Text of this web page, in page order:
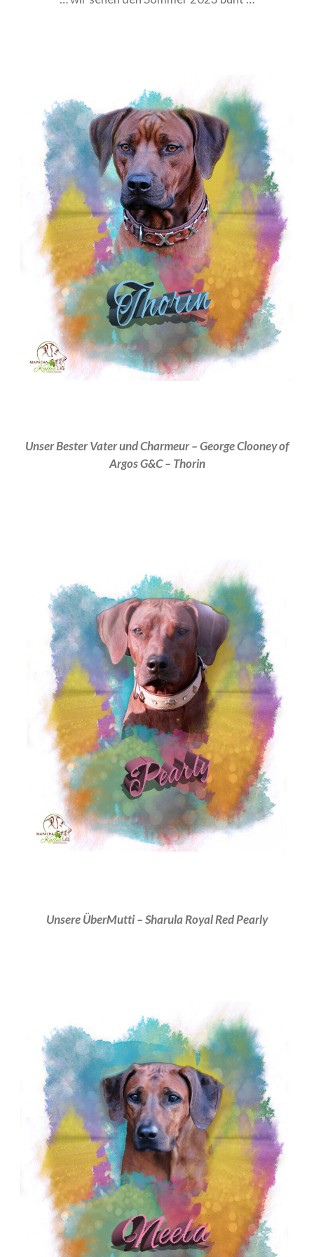
Vier Wochen pures Leben…
Drei Wochen alt ….
Zwei Wochen alt
Eine Woche voller
Wunder
Willkommen, kleine
Wunder
LitterArchiv
Memory
Das Seelchen +Neela
Bella Neela
Kioma Klee
my Family
Unser Bester Vater und Charmeur – George Clooney of
Argos G&C – Thorin
Unsere ÜberMutti – Sharula Royal Red Pearly